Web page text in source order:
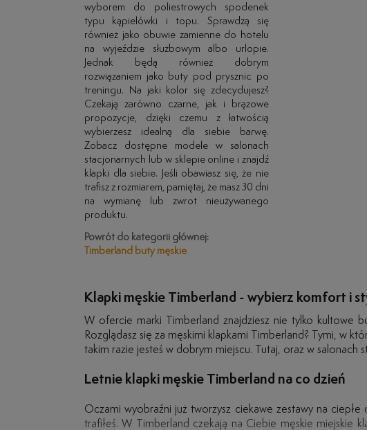
wyborem do poliestrowych spodenek
typu kąpielówki i topu. Sprawdzą się
również jako obuwie zamienne do hotelu
na wyjeździe służbowym albo urlopie.
Jednak będą również dobrym
rozwiązaniem jako buty pod prysznic po
treningu. Na jaki kolor się zdecydujesz?
Czekają zarówno czarne, jak i brązowe
propozycje, dzięki czemu z łatwością
wybierzesz idealną dla siebie barwę.
Zobacz dostępne modele w salonach
stacjonarnych lub w sklepie online i znajdź
klapki dla siebie. Jeśli obawiasz się, że nie
trafisz z rozmiarem, pamiętaj, że masz 30 dni
na wymianę lub zwrot nieużywanego
produktu.
Powrót do kategorii głównej:
Timberland buty męskie
Klapki męskie Timberland - wybierz komfort i
W ofercie marki Timberland znajdziesz nie tylko kultowe
Rozglądasz się za męskimi klapkami Timberland? Tymi, w
takim razie jesteś w dobrym miejscu. Tutaj, oraz w
Letnie klapki męskie Timberland na co dzień
Oczami wyobraźni już tworzysz ciekawe zestawy na
trafiłeś. W Timberland czekają na Ciebie męskie miejskie